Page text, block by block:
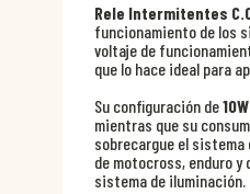
Rele Intermitentes
funcionamiento de los
voltaje de
que lo hace ideal para
Su configuración de
mientras que su
sobrecargue el sistema
de motocross, enduro
sistema de iluminación.